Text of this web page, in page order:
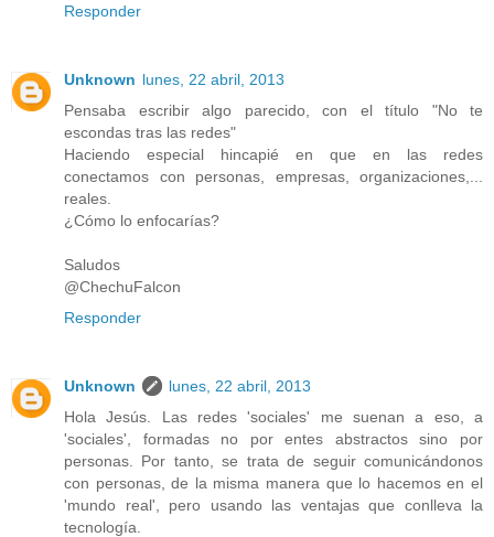
Responder
Unknown lunes, 22 abril, 2013
Pensaba escribir algo parecido, con el título "No te
escondas tras las redes"
Haciendo especial hincapié en que en las redes
conectamos con personas, empresas, organizaciones,...
reales.
¿Cómo lo enfocarías?
Saludos
@ChechuFalcon
Responder
Unknown
lunes, 22 abril, 2013
Hola Jesús. Las redes 'sociales' me suenan a eso, a
'sociales', formadas no por entes abstractos sino por
personas. Por tanto, se trata de seguir comunicándonos
con personas, de la misma manera que lo hacemos en el
'mundo real', pero usando las ventajas que conlleva la
tecnología.